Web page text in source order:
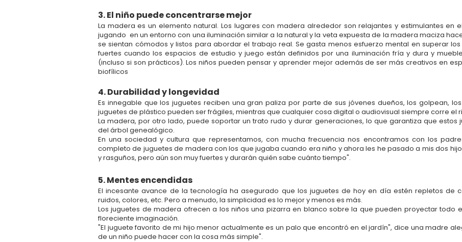
3. El niño puede concentrarse mejor
La madera es un elemento natural. Los lugares con madera alrededor son relajantes y estimulantes en
jugando en un entorno con una iluminación similar a la natural y la veta expuesta de la madera maciza
se sientan cómodos y listos para abordar el trabajo real. Se gasta menos esfuerzo mental en superar
fuertes cuando los espacios de estudio y juego están definidos por una iluminación fría y dura y
(incluso si son prácticos). Los niños pueden pensar y aprender mejor además de ser más creativos en
biofílicos
4. Durabilidad y longevidad
Es innegable que los juguetes reciben una gran paliza por parte de sus jóvenes dueños, los golpean,
juguetes de plástico pueden ser frágiles, mientras que cualquier cosa digital o audiovisual siempre corre el
La madera, por otro lado, puede soportar un trato rudo y durar generaciones, lo que garantiza que estos
del árbol genealógico.
En una sociedad y cultura que representamos, con mucha frecuencia nos encontramos con los
completo de juguetes de madera con los que jugaba cuando era niño y ahora les he pasado a mis dos
y rasguños, pero aún son muy fuertes y durarán quién sabe cuánto tiempo".
5. Mentes encendidas
El incesante avance de la tecnología ha asegurado que los juguetes de hoy en día estén repletos de
ruidos, colores, etc. Pero a menudo, la simplicidad es lo mejor y menos es más.
Los juguetes de madera ofrecen a los niños una pizarra en blanco sobre la que pueden proyectar todo
floreciente imaginación.
"El juguete favorito de mi hijo menor actualmente es un palo que encontró en el jardín", dice una madre
de un niño puede hacer con la cosa más simple".